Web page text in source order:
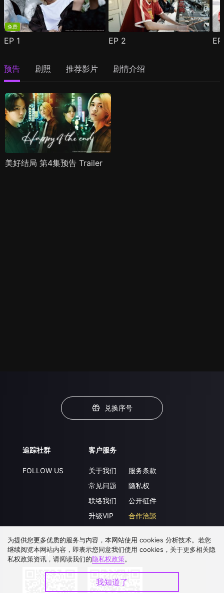
免费
EP 1 EP 2
预告 剧照 推荐影片 剧情介绍
美好结局 第4集预告 Trailer
兑换序号
追踪社群
FOLLOW US
客户服务
关于我们
常见问题
联络我们
升级VIP
服务条款
隐私权
公开征件
合作洽談
下载 APP
为提供您更多优质的服务与内容，本网站使用 cookies 分析技术。若您
继续阅览本网站内容，即表示您同意我们使用 cookies，关于更多相关隐
私权政策资讯，请阅读我们的隐私权政策。
我知道了